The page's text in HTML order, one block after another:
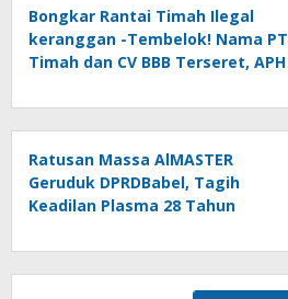
Bongkar Rantai Timah Ilegal
keranggan -Tembelok! Nama PT
Timah dan CV BBB Terseret, APH
Ratusan Massa AlMASTER
Geruduk DPRDBabel, Tagih
Keadilan Plasma 28 Tahun